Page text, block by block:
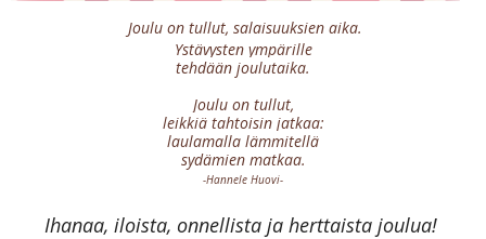
Joulu on tullut, salaisuuksien aika.
Ystävysten ympärille
tehdään joulutaika.
Joulu on tullut,
leikkiä tahtoisin jatkaa:
laulamalla lämmitellä
sydämien matkaa.
-Hannele Huovi-
Ihanaa, iloista, onnellista ja herttaista joulua!